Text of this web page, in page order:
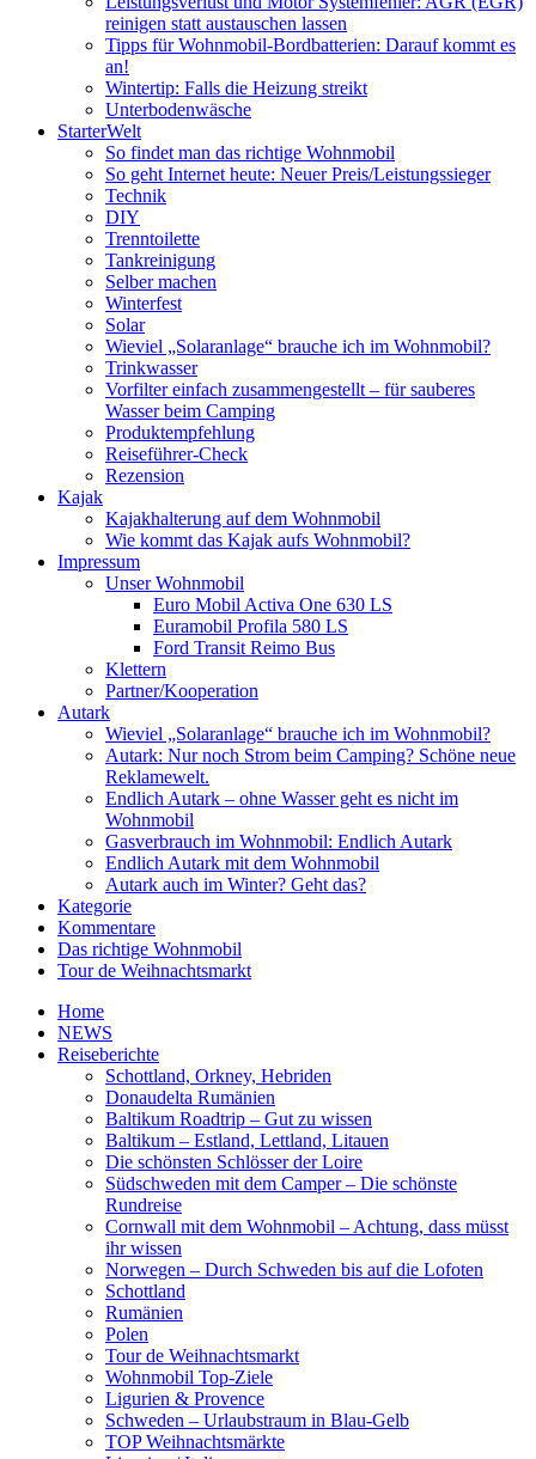
reinigen statt austauschen lassen
Tipps für Wohnmobil-Bordbatterien: Darauf kommt es
an!
Wintertip: Falls die Heizung streikt
Unterbodenwäsche
StarterWelt
So findet man das richtige Wohnmobil
So geht Internet heute: Neuer Preis/Leistungssieger
Technik
DIY
Trenntoilette
Tankreinigung
Selber machen
Winterfest
Solar
Wieviel „Solaranlage“ brauche ich im Wohnmobil?
Trinkwasser
Vorfilter einfach zusammengestellt – für sauberes
Wasser beim Camping
Produktempfehlung
Reiseführer-Check
Rezension
Kajak
Kajakhalterung auf dem Wohnmobil
Wie kommt das Kajak aufs Wohnmobil?
Impressum
Unser Wohnmobil
Euro Mobil Activa One 630 LS
Euramobil Profila 580 LS
Ford Transit Reimo Bus
Klettern
Partner/Kooperation
Autark
Wieviel „Solaranlage“ brauche ich im Wohnmobil?
Autark: Nur noch Strom beim Camping? Schöne neue
Reklamewelt.
Endlich Autark – ohne Wasser geht es nicht im
Wohnmobil
Gasverbrauch im Wohnmobil: Endlich Autark
Endlich Autark mit dem Wohnmobil
Autark auch im Winter? Geht das?
Kategorie
Kommentare
Das richtige Wohnmobil
Tour de Weihnachtsmarkt
Home
NEWS
Reiseberichte
Schottland, Orkney, Hebriden
Donaudelta Rumänien
Baltikum Roadtrip – Gut zu wissen
Baltikum – Estland, Lettland, Litauen
Die schönsten Schlösser der Loire
Südschweden mit dem Camper – Die schönste
Rundreise
Cornwall mit dem Wohnmobil – Achtung, dass müsst
ihr wissen
Norwegen – Durch Schweden bis auf die Lofoten
Schottland
Rumänien
Polen
Tour de Weihnachtsmarkt
Wohnmobil Top-Ziele
Ligurien & Provence
Schweden – Urlaubstraum in Blau-Gelb
TOP Weihnachtsmärkte